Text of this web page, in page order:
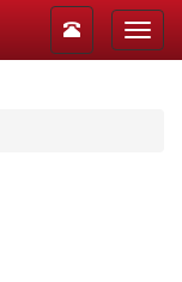
Toggle
navigation